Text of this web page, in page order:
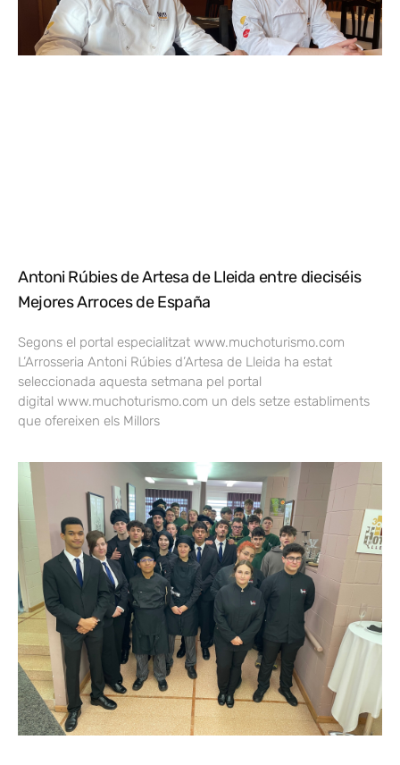
Antoni Rúbies de Artesa de Lleida entre dieciséis
Mejores Arroces de España
Segons el portal especialitzat www.muchoturismo.com
L’Arrosseria Antoni Rúbies d’Artesa de Lleida ha estat
seleccionada aquesta setmana pel portal
digital www.muchoturismo.com un dels setze establiments
que ofereixen els Millors